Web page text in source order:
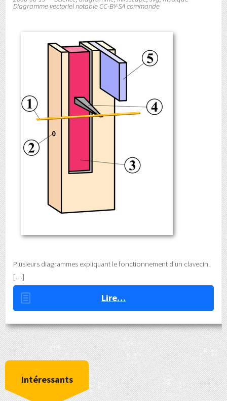
Diagramme vectoriel notable CC-BY-SA commande
Plusieurs diagrammes expliquant le fonctionnement d'un clavecin.
Lire…
Intéressants